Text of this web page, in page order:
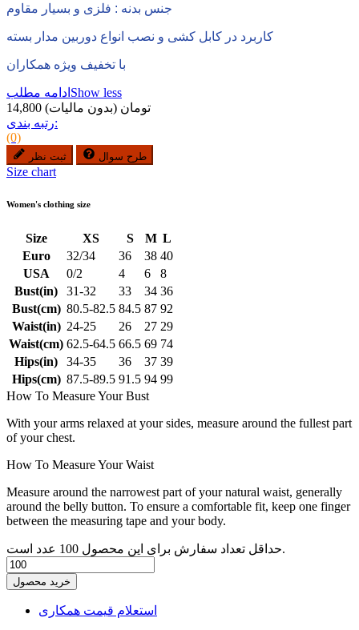
جنس بدنه : فلزی و بسیار مقاوم
کاربرد در کابل کشی و نصب انواع دوربین مدار بسته
با تخفیف ویژه همکاران
ادامه مطلب Show less
14,800 تومان (بدون مالیات)
رتبه بندی:
(0)
ثبت نظر طرح سوال
Size chart
Women's clothing size
Size XS S M L
Euro
32/34 36 38 40
USA
0/2 4 6
8
Bust(in)
31-32 33 34 36
Bust(cm) 80.5-82.5 84.5 87 92
Waist(in) 24-25 26 27 29
Waist(cm) 62.5-64.5 66.5 69 74
Hips(in)
34-35 36 37 39
Hips(cm) 87.5-89.5 91.5 94 99
How To Measure Your Bust
With your arms relaxed at your sides, measure around the fullest part
of your chest.
How To Measure Your Waist
Measure around the narrowest part of your natural waist, generally
around the belly button. To ensure a comfortable fit, keep one finger
between the measuring tape and your body.
حداقل تعداد سفارش برای این محصول 100 عدد است.
خرید محصول
استعلام قیمت همکاری